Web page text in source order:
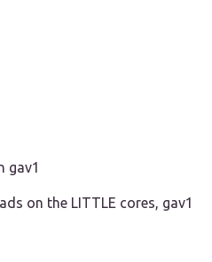
gav1
on the LITTLE cores, gav1